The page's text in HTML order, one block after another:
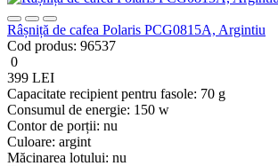
Râșniță de cafea Polaris PCG0815A, Argintiu
Cod produs: 96537
0
399 LEI
Capacitate recipient pentru fasole: 70 g
Consumul de energie: 150 w
Contor de porții: nu
Culoare: argint
Măcinarea lotului: nu